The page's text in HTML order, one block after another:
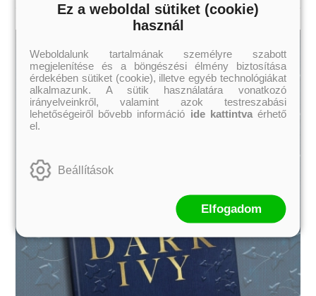
Fiatal nőknek,Ez a weboldal sütiket (cookie)
használ
Weboldalunk tartalmának személyre szabott
megjelenítése és a böngészési élmény biztosítása
érdekében sütiket (cookie), illetve egyéb technológiákat
alkalmazunk. A sütik használatára vonatkozó
irányelveinkről, valamint azok testreszabási
lehetőségeiről bővebb információ ide kattintvaérhető
el.
Beállítások
Elfogadom